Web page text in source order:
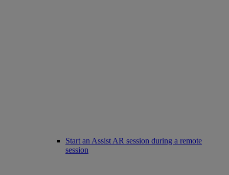
Start an Assist AR session during a remote
session